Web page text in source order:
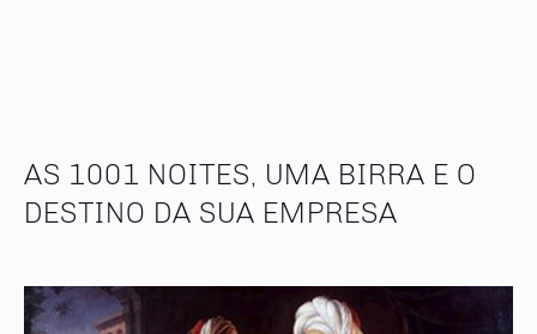
AS 1001 NOITES, UMA BIRRA E O
DESTINO DA SUA EMPRESA